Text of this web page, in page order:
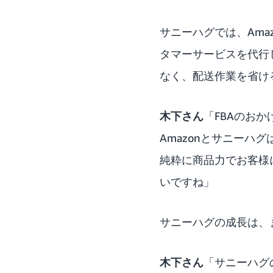
サニーハグでは、
タマーサービスを代
なく、配送作業を省
木下さん 「FBAのお
Amazonとサニーハグ
純粋に商品力でお客
いですね」
サニーハグの成長は
木下さん 「サニーハ